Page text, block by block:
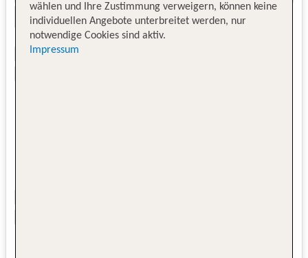
wählen und Ihre Zustimmung verweigern, können keine
individuellen Angebote unterbreitet werden, nur
notwendige Cookies sind aktiv.
Impressum